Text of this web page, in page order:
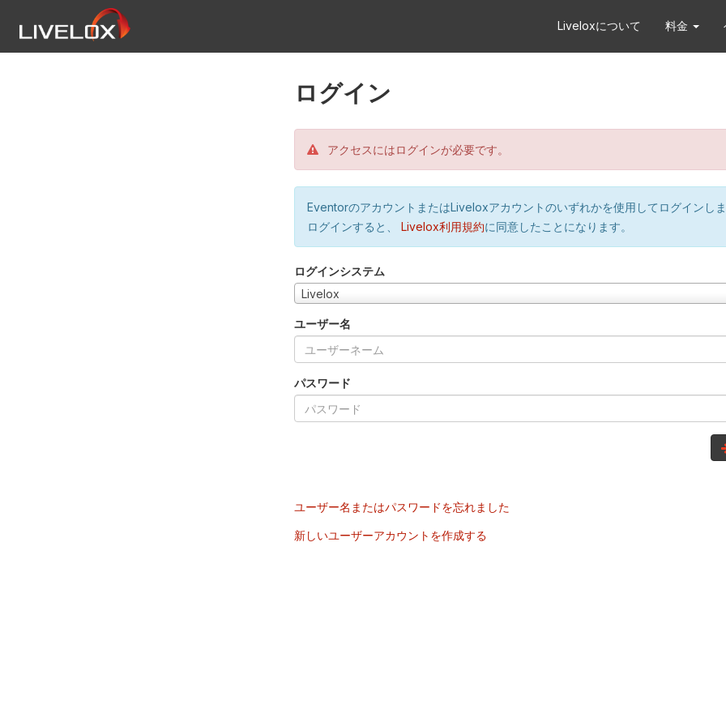
Liveloxについて 料金
ログイン
アクセスにはログインが必要です。
EventorのアカウントまたはLiveloxアカウントのいずれかを使用してログインし
ログインすると、
Livelox利用規約に同意したことになります。
ログインシステム
Livelox
ユーザー名
パスワード
ユーザー名またはパスワードを忘れました
新しいユーザーアカウントを作成する